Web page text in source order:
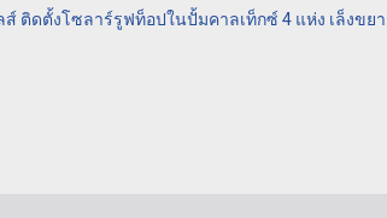
ติดตั้งโซลาร์รูฟท็อปในปั้มคาลเท็กซ์ 4 แห่ง เล็งขย